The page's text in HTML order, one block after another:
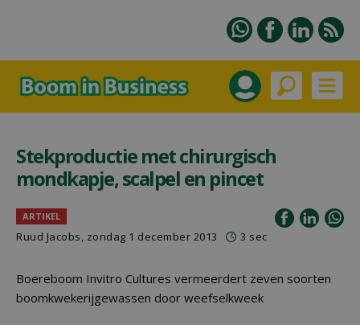
Stekproductie met chirurgisch
mondkapje, scalpel en pincet
ARTIKEL
Ruud Jacobs, zondag 1 december 2013 3 sec
Boereboom Invitro Cultures vermeerdert zeven soorten
boomkwekerijgewassen door weefselkweek